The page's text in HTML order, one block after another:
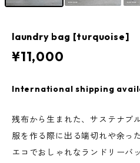
laundry bag [turquoise]
¥11,000
International shipping
残布から生まれた、サステナブ
服を作る際に出る端切れや余っ
エコでおしゃれなランドリーバッ